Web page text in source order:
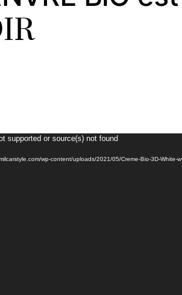
supported or source(s) not found
wp-content/uploads/2021/05/Creme-Bio-3D-White-